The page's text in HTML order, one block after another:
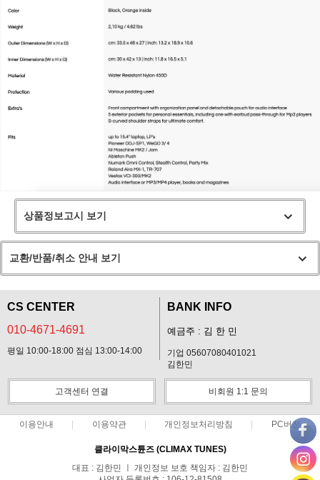
상품정보고시 보기
교환/반품/취소 안내 보기
CS CENTER
010-4671-4691
평일 10:00-18:00 점심 13:00-14:00
BANK INFO
예금주 : 김 한 민
기업 05607080401021
김한민
고객센터 연결 비회원 1:1 문의
이용안내 이용약관 개인정보처리방침 PC버전
클라이막스튠즈 (CLIMAX TUNES)
대표 : 김한민 ㅣ 개인정보 보호 책임자 : 김한민